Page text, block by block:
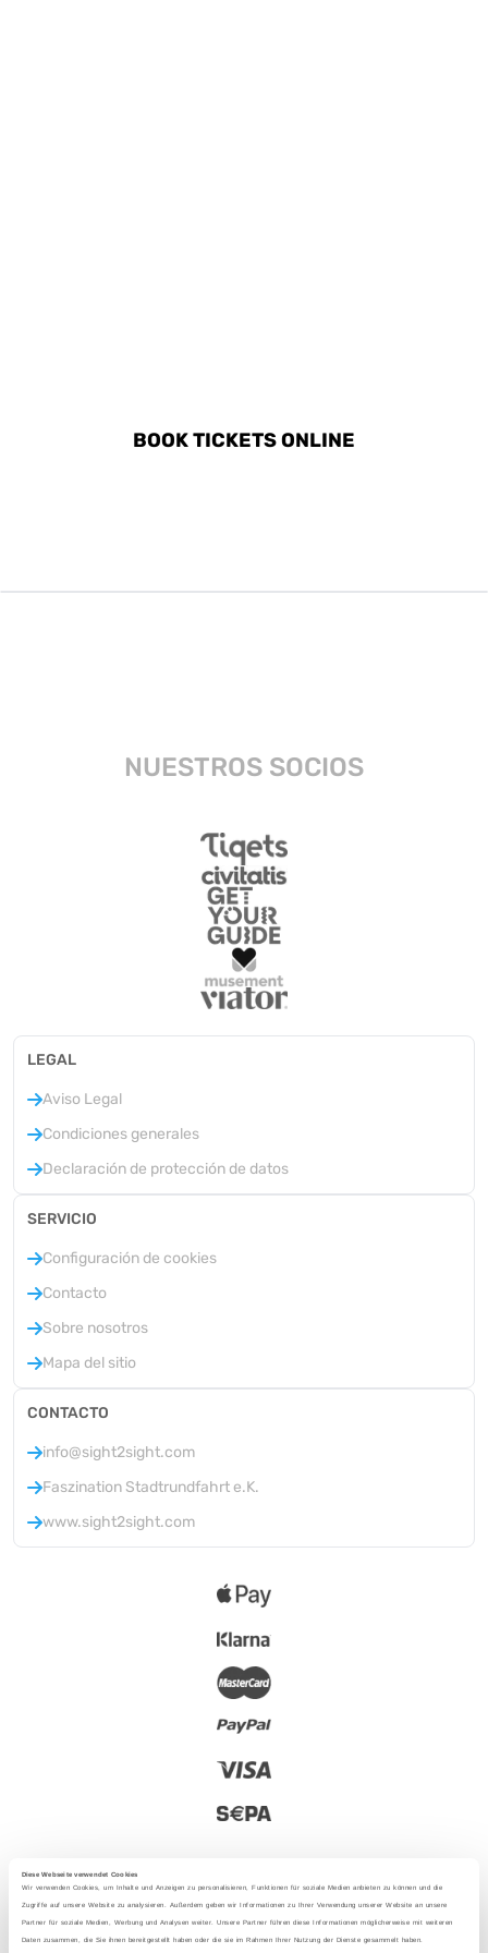
Diese Webseite verwendet Cookies
Wir verwenden Cookies, um Inhalte und Anzeigen zu personalisieren, Funktionen für soziale Medien anbieten zu können und die
Zugriffe auf unsere Website zu analysieren. Außerdem geben wir Informationen zu Ihrer Verwendung unserer Website an unsere
Partner für soziale Medien, Werbung und Analysen weiter. Unsere Partner führen diese Informationen möglicherweise mit weiteren
Daten zusammen, die Sie ihnen bereitgestellt haben oder die sie im Rahmen Ihrer Nutzung der Dienste gesammelt haben.
BOOK TICKETS ONLINE
NUESTROS SOCIOS
LEGAL
Aviso Legal
Condiciones generales
Declaración de protección de datos
SERVICIO
Configuración de cookies
Contacto
Sobre nosotros
Mapa del sitio
CONTACTO
info@sight2sight.com
Faszination Stadtrundfahrt e.K.
www.sight2sight.com
2025 - Con amor desde Berlín